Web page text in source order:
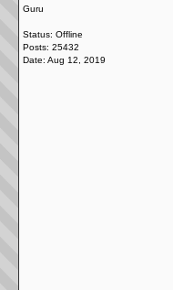
Guru
Status: Offline
Posts: 25432
Date: Aug 12, 2019